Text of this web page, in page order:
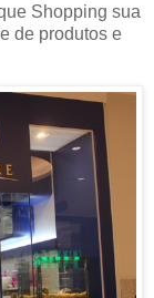
Shopping sua
de produtos e